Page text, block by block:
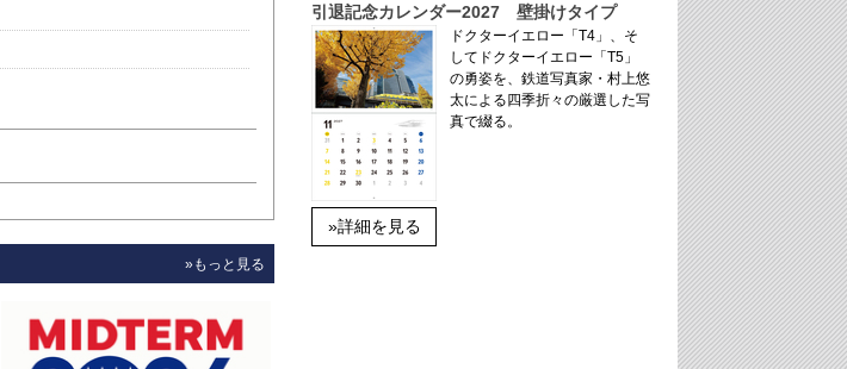
»もっと見る
引退記念カレンダー2027 壁掛けタイプ
»詳細を見る
ドクターイエロー「T4」、そ
してドクターイエロー「T5」
の勇姿を、鉄道写真家・村上悠
太による四季折々の厳選した写
真で綴る。